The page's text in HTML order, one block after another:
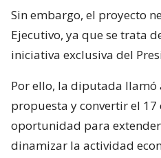
Sin embargo, el proyecto
Ejecutivo, ya que se trata
iniciativa exclusiva del
Por ello, la diputada
propuesta y convertir el
oportunidad para
dinamizar la actividad